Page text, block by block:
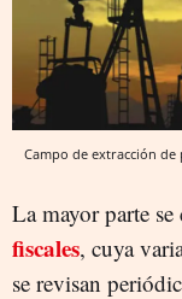
Campo de extracción de
La mayor parte se
fiscales, cuya
se revisan